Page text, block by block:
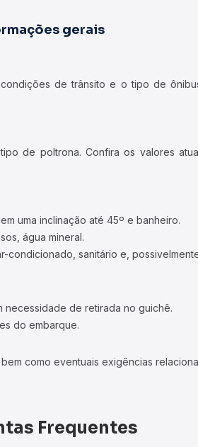
gerais
de trânsito e o tipo de
de poltrona. Confira os valores
uma inclinação até 45º e banheiro.
água mineral.
condicionado, sanitário e,
necessidade de retirada no guichê.
do embarque.
como eventuais exigências
Frequentes